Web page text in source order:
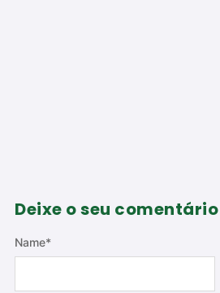
Deixe o seu comentário
Name*